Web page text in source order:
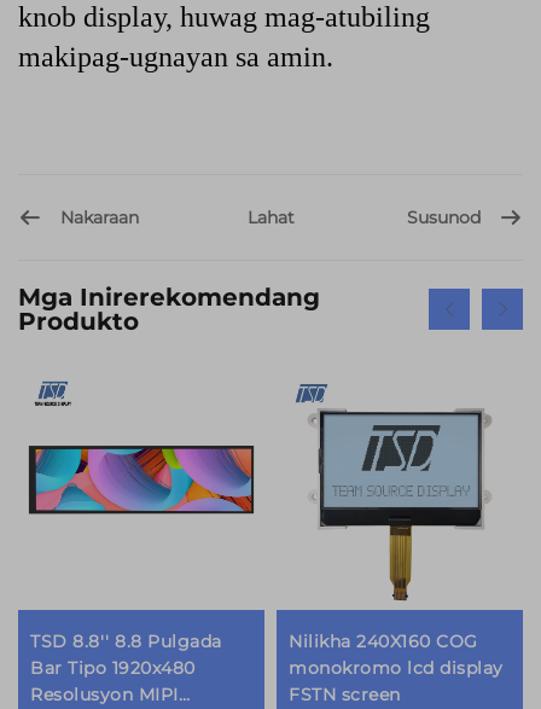
knob display, huwag mag-atubiling
makipag-ugnayan sa amin.
Nakaraan Lahat Susunod
Mga Inirerekomendang
Produkto
TSD 8.8'' 8.8 Pulgada
Bar Tipo 1920x480
Resolusyon MIPI
Nilikha 240X160 COG
monokromo lcd display
FSTN screen